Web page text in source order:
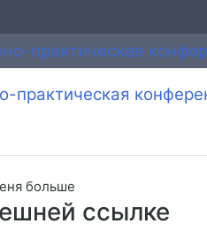
практическая
ссылке
больше